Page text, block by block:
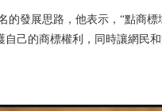
發展思路，他表示，“點商標
己的商標權利，同時讓網民